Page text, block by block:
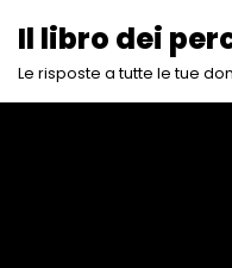
Vai
Il libro dei
Le risposte a tutte le tue